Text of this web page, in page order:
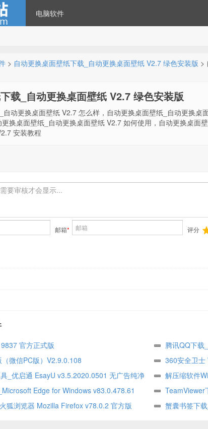
电脑软件
> 自动更换桌面壁纸下载_自动更换桌面壁纸 V2.7 绿色安装版 >
载_自动更换桌面壁纸 V2.7 绿色安装版
自动更换桌面壁纸 V2.7 怎么样，自动更换桌面壁纸_自动更换
换桌面壁纸_自动更换桌面壁纸 V2.7 如何使用，自动更换桌面
安装教程
邮箱* 评分
官方正式版
腾讯QQ下载
微信PC版）V2.9.0.108
360安全卫士
_优启通 EsayU v3.5.2020.0501 无广告纯净
解压缩软件
式版
Edge for Windows v83.0.478.61
TeamViewer
狐浏览器 Mozilla Firefox v78.0.2 官方版
蟹囊书签下